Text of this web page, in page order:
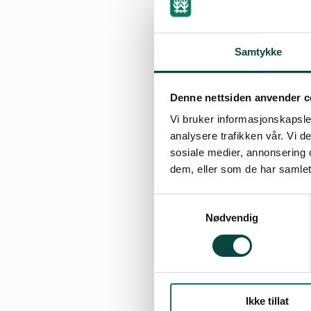
Samtykke
Denne nettsiden anvender
Vi bruker
analysere trafikken vår. Vi
sosiale medier,
dem, eller som de har
Nødvendig
Ikke tillat
21.04.2016 08:34
Det ble også i
Rovfuglgruppa i
Arbeidet har i
har i stor grad
Prosjektet ble
Det ble ikke
konkrete